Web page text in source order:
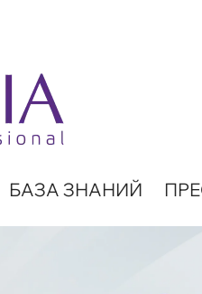
БАЗА ЗНАНИЙ